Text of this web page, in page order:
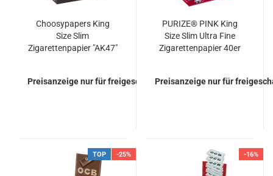
Choosypapers King
Size Slim
Zigarettenpapier "AK47"
Preisanzeige nur für freigeschaltete Kunden
PURIZE® PINK King
Size Slim Ultra Fine
Zigarettenpapier 40er
Preisanzeige nur für
TOP -25% -16%